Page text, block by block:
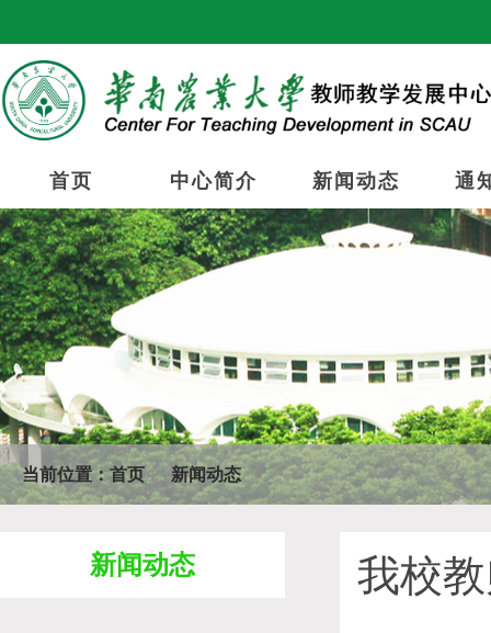
首页 中心简介 新闻动态 通
当前位置：首页 新闻动态
新闻动态 我校